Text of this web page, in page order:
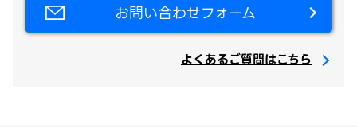
お問い合わせフォーム
よくあるご質問はこちら